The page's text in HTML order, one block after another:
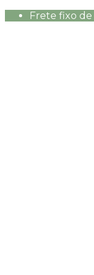
Frete fixo de